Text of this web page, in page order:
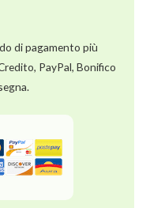
di pagamento più
PayPal, Bonifico